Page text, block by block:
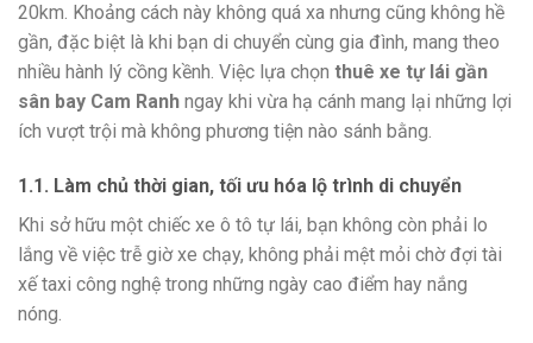
20km. Khoảng cách này không quá xa nhưng cũng không hề
gần, đặc biệt là khi bạn di chuyển cùng gia đình, mang theo
nhiều hành lý cồng kềnh. Việc lựa chọn thuê xe tự lái gần
sân bay Cam Ranh ngay khi vừa hạ cánh mang lại những lợi
ích vượt trội mà không phương tiện nào sánh bằng.
1.1. Làm chủ thời gian, tối ưu hóa lộ trình di chuyển
Khi sở hữu một chiếc xe ô tô tự lái, bạn không còn phải lo
lắng về việc trễ giờ xe chạy, không phải mệt mỏi chờ đợi tài
xế taxi công nghệ trong những ngày cao điểm hay nắng
nóng.